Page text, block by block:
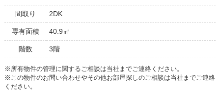
間取り 2DK
専有面積 40.9㎡
階数 3階
※所有物件の管理に関するご相談は当社までご連絡ください。
※この物件のお問い合わせやその他お部屋探しのご相談は当社までご連絡
ください。